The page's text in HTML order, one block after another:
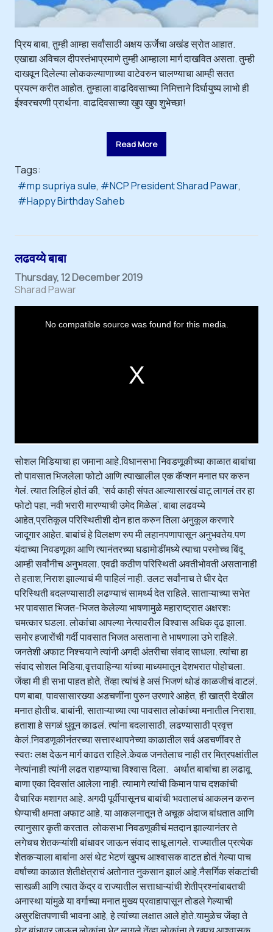
प्रिय बाबा, तुम्ही आम्हा सर्वांसाठी अक्षय ऊर्जेचा अखंड स्रोत आहात.
एखाद्या अविचल दीपस्तंभाप्रमाणे तुम्ही आम्हाला मार्ग दाखवित असता. तुम्ही
दाखवून दिलेल्या लोककल्याणाच्या वाटेवरुन चालण्याचा आम्ही सतत
प्रयत्न करीत आहोत. तुम्हाला वाढदिवसाच्या निमित्ताने दिर्घायुष्य लाभो ही
ईश्वरचरणी प्रार्थना. वाढदिवसाच्या खुप खुप शुभेच्छा!
Read More
Tags:
mp supriya sule
NCP President Sharad Pawar
Happy Birthday Saheb
लढवय्ये बाबा
Thursday, 12 December 2019
Sharad Pawar
No compatible source was found for this media.
सोशल मिडियाचा हा जमाना आहे.विधानसभा निवडणूकीच्या काळात बाबांचा
तो पावसात भिजलेला फोटो आणि त्याखालील एक कॅप्शन मनात घर करुन
गेलं. त्यात लिहिलं होतं की, ‘सर्व काही संपत आल्यासारखं वाटू लागलं तर हा
फोटो पहा, नवी भरारी मारण्याची उमेद मिळेल’. बाबा लढवय्ये
आहेत,प्रतिकूल परिस्थितीशी दोन हात करुन तिला अनुकूल करणारे
जादूगार आहेत. बाबांचं हे विलक्षण रुप मी लहानपणापासून अनुभवतेय.पण
यंदाच्या निवडणूका आणि त्यानंतरच्या घडामोडींमध्ये त्याचा परमोच्च बिंदू
आम्ही सर्वांनीच अनुभवला. एवढी कठीण परिस्थिती अवतीभोवती असतानाही
ते हताश,निराश झाल्याचं मी पाहिलं नाही. उलट सर्वांनाच ते धीर देत
परिस्थिती बदलण्यासाठी लढण्याचं सामर्थ्य देत राहिले. साताऱ्याच्या सभेत
भर पावसात भिजत-भिजत केलेल्या भाषणामुळे महाराष्ट्रात अक्षरशः
चमत्कार घडला. लोकांचा आपल्या नेत्यावरील विश्वास अधिक दृढ झाला.
समोर हजारोंची गर्दी पावसात भिजत असताना ते भाषणाला उभे राहिले.
जनतेशी अफाट निश्चयाने त्यांनी अगदी अंतरीचा संवाद साधला. त्यांचा हा
संवाद सोशल मिडिया,वृत्तवाहिन्या यांच्या माध्यमातून देशभरात पोहोचला.
जेंव्हा मी ही सभा पाहत होते, तेंव्हा त्यांचं हे असं भिजणं थोडं काळजीचं वाटलं.
पण बाबा, पावसासारख्या अडचणींना पुरुन उरणारे आहेत, ही खात्री देखील
मनात होतीच. बाबांनी, साताऱ्याच्या त्या पावसात लोकांच्या मनातील निराशा,
हताशा हे सगळं धुवून काढलं. त्यांना बदलासाठी, लढण्यासाठी प्रवृत्त
केलं.निवडणूकीनंतरच्या सत्तास्थापनेच्या काळातील सर्व अडचणींवर ते
स्वतः लक्ष देऊन मार्ग काढत राहिले.केवळ जनतेलाच नाही तर मित्रपक्षांतील
नेत्यांनाही त्यांनी लढत राहण्याचा विश्वास दिला. अर्थात बाबांचा हा लढावू
बाणा एका दिवसांत आलेला नाही. त्यामागे त्यांची किमान पाच दशकांची
वैचारिक मशागत आहे. अगदी पूर्वीपासूनच बाबांची भवतालचं आकलन करुन
घेण्याची क्षमता अफाट आहे. या आकलनातून ते अचूक अंदाज बांधतात आणि
त्यानुसार कृती करतात. लोकसभा निवडणूकीचं मतदान झाल्यानंतर ते
लगेचच शेतकऱ्यांशी बांधावर जाऊन संवाद साधू लागले. राज्यातील प्रत्येक
शेतकऱ्याला बाबांना असं थेट भेटणं खुपच आश्वासक वाटत होतं.गेल्या पाच
वर्षांच्या काळात शेतीक्षेत्राचं अतोनात नुकसान झालं आहे.नैसर्गिक संकटांची
साखळी आणि त्यात केंद्र व राज्यातील सत्ताधाऱ्यांची शेतीप्रश्नांबाबतची
अनास्था यांमुळे या वर्गाच्या मनात मुख्य प्रवाहापासून तोडले गेल्याची
असुरक्षितपणाची भावना आहे, हे त्यांच्या लक्षात आले होते.यामुळेच जेंव्हा ते